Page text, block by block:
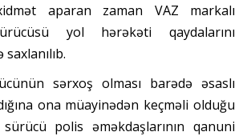
aparan zaman VAZ markalı
yol hərəkəti qaydalarını
sərxoş olması barədə əsaslı
ona müayinədən keçməli olduğu
polis əməkdaşlarının qanuni